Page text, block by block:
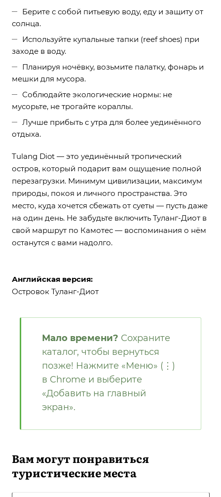
Берите с собой питьевую воду, еду и защиту от
солнца.
Используйте купальные тапки (reef shoes) при
заходе в воду.
Планируя ночёвку, возьмите палатку, фонарь и
мешки для мусора.
Соблюдайте экологические нормы: не
мусорьте, не трогайте кораллы.
Лучше прибыть с утра для более уединённого
отдыха.
Tulang Diot — это уединённый тропический
остров, который подарит вам ощущение полной
перезагрузки. Минимум цивилизации, максимум
природы, покоя и личного пространства. Это
место, куда хочется сбежать от суеты — пусть даже
на один день. Не забудьте включить Туланг-Диот в
свой маршрут по Камотес — воспоминания о нём
останутся с вами надолго.
Английская версия:
Островок Туланг-Диот
Мало времени? Сохраните
каталог, чтобы вернуться
позже! Нажмите «Меню» (⋮)
в Chrome и выберите
«Добавить на главный
экран».
Вам могут понравиться
туристические места